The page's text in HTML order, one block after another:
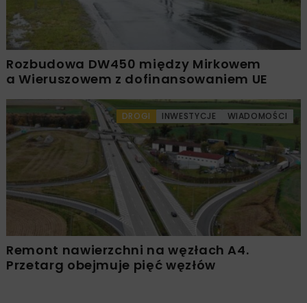
Rozbudowa DW450 między Mirkowem
a Wieruszowem z dofinansowaniem UE
DROGI INWESTYCJE WIADOMOŚCI
Remont nawierzchni na węzłach A4.
Przetarg obejmuje pięć węzłów